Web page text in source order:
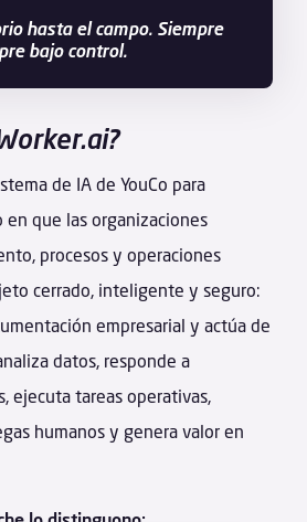
hasta el campo. Siempre
bajo control.
de IA de YouCo para
que las organizaciones
procesos y operaciones
cerrado, inteligente y seguro:
empresarial y actúa de
datos, responde a
ejecuta tareas operativas,
humanos y genera valor en